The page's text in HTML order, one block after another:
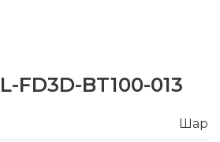
FD3D-BT100-013
Шар